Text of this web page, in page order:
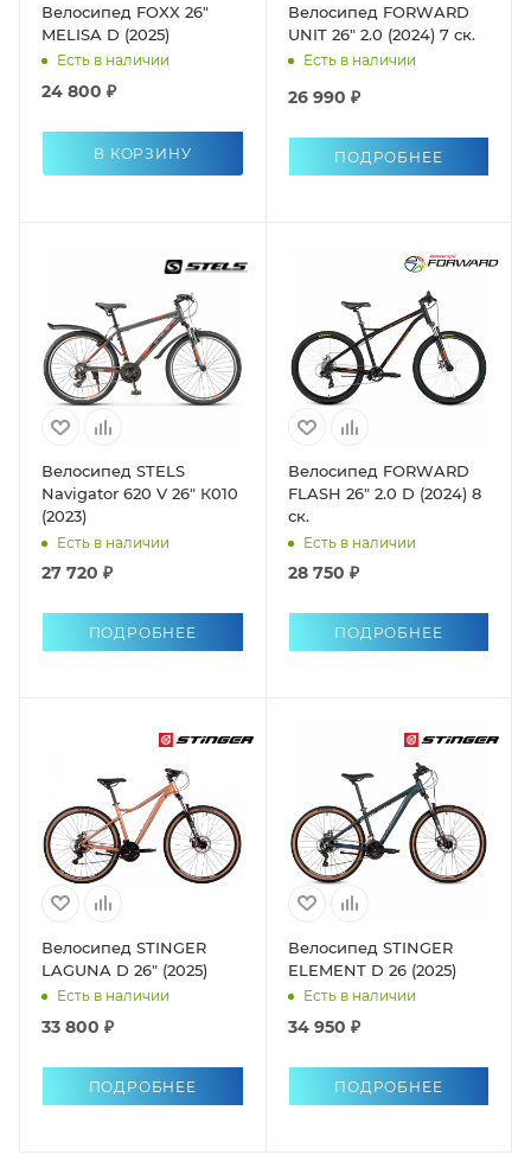
Велосипед FOXX 26"
MELISA D (2025)
Есть в наличии
24 800 ₽
В КОРЗИНУ
Велосипед FORWARD
UNIT 26" 2.0 (2024) 7 ск.
Есть в наличии
26 990 ₽
ПОДРОБНЕЕ
Велосипед STELS
Navigator 620 V 26" К010
(2023)
Есть в наличии
27 720 ₽
ПОДРОБНЕЕ
Велосипед FORWARD
FLASH 26" 2.0 D (2024) 8
ск.
Есть в наличии
28 750 ₽
ПОДРОБНЕЕ
Велосипед STINGER
LAGUNA D 26" (2025)
Есть в наличии
33 800 ₽
ПОДРОБНЕЕ
Велосипед STINGER
ELEMENT D 26 (2025)
Есть в наличии
34 950 ₽
ПОДРОБНЕЕ